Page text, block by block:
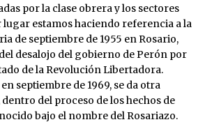
por la clase obrera y los sectores
estamos haciendo referencia a la
de septiembre de 1955 en Rosario,
desalojo del gobierno de Perón por
de la Revolución Libertadora.
septiembre de 1969, se da otra
del proceso de los hechos de
bajo el nombre del Rosariazo.